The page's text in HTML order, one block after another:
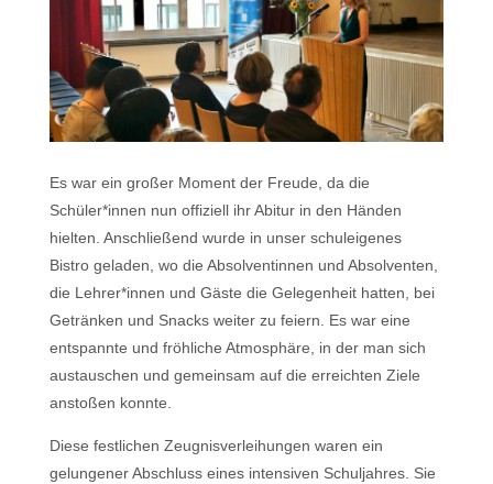
Es war ein großer Moment der Freude, da die
Schüler*innen nun offiziell ihr Abitur in den Händen
hielten. Anschließend wurde in unser schuleigenes
Bistro geladen, wo die Absolventinnen und Absolventen,
die Lehrer*innen und Gäste die Gelegenheit hatten, bei
Getränken und Snacks weiter zu feiern. Es war eine
entspannte und fröhliche Atmosphäre, in der man sich
austauschen und gemeinsam auf die erreichten Ziele
anstoßen konnte.
Diese festlichen Zeugnisverleihungen waren ein
gelungener Abschluss eines intensiven Schuljahres. Sie